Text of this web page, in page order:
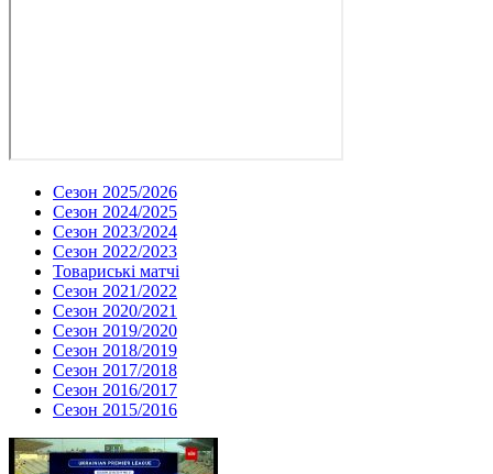
Сезон 2025/2026
Сезон 2024/2025
Сезон 2023/2024
Сезон 2022/2023
Товариські матчі
Сезон 2021/2022
Сезон 2020/2021
Сезон 2019/2020
Сезон 2018/2019
Сезон 2017/2018
Сезон 2016/2017
Сезон 2015/2016